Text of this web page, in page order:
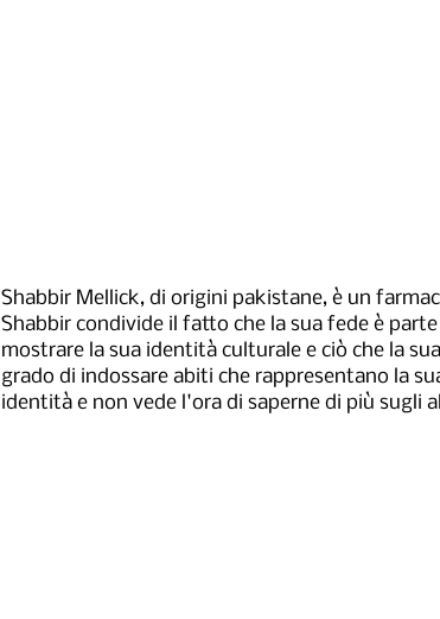
Shabbir Mellick, di origini pakistane, è un
Shabbir condivide il fatto che la sua fede è
mostrare la sua identità culturale e ciò che la
grado di indossare abiti che rappresentano la
identità e non vede l'ora di saperne di più sugli